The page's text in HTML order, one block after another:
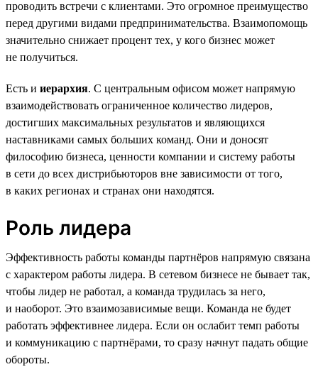
проводить встречи с клиентами. Это огромное преимущество
перед другими видами предпринимательства. Взаимопомощь
значительно снижает процент тех, у кого бизнес может
не получиться.
Есть и иерархия. С центральным офисом может напрямую
взаимодействовать ограниченное количество лидеров,
достигших максимальных результатов и являющихся
наставниками самых больших команд. Они и доносят
философию бизнеса, ценности компании и систему работы
в сети до всех дистрибьюторов вне зависимости от того,
в каких регионах и странах они находятся.
Роль лидера
Эффективность работы команды партнёров напрямую связана
с характером работы лидера. В сетевом бизнесе не бывает так,
чтобы лидер не работал, а команда трудилась за него,
и наоборот. Это взаимозависимые вещи. Команда не будет
работать эффективнее лидера. Если он ослабит темп работы
и коммуникацию с партнёрами, то сразу начнут падать общие
обороты.